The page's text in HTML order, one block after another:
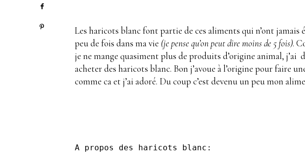
Les haricots blanc font partie de ces aliments qui n’ont jamais
peu de fois dans ma vie (je pense qu’on peut dire moins de 5 fois).
je ne mange quasiment plus de produits d’origine animal, j’ai
acheter des haricots blanc. Bon j’avoue à l’origine pour faire
comme ca et j’ai adoré. Du coup c’est devenu un peu mon
A propos des haricots blanc: